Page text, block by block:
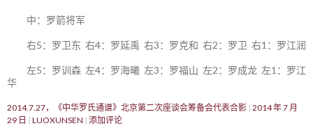
中：罗箭将军
右5：罗卫东 右4：罗延禹 右3：罗克和 右2：罗卫 右1：罗江润
左5：罗训森 左4：罗海曦 左3：罗福山 左2：罗成龙 左1：罗江
华
2014.7.27，《中华罗氏通谱》北京第二次座谈会筹备会代表合影 2014 年 7 月
29 日
LUOXUNSEN 添加评论